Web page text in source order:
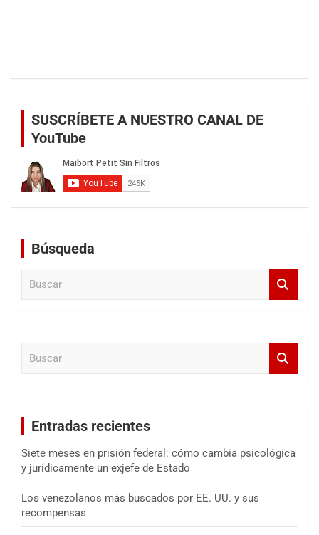
SUSCRÍBETE A NUESTRO CANAL DE
YouTube
Búsqueda
Entradas recientes
Siete meses en prisión federal: cómo cambia psicológica
y jurídicamente un exjefe de Estado
Los venezolanos más buscados por EE. UU. y sus
recompensas